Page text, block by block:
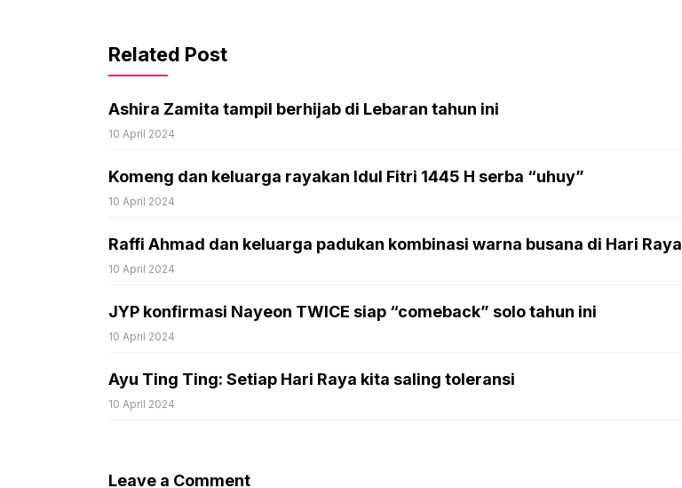
Related Post
Ashira Zamita tampil berhijab di Lebaran tahun ini
10 April 2024
Komeng dan keluarga rayakan Idul Fitri 1445 H serba “uhuy”
10 April 2024
Raffi Ahmad dan keluarga padukan kombinasi warna busana di Hari Raya
10 April 2024
JYP konfirmasi Nayeon TWICE siap “comeback” solo tahun ini
10 April 2024
Ayu Ting Ting: Setiap Hari Raya kita saling toleransi
10 April 2024
Leave a Comment